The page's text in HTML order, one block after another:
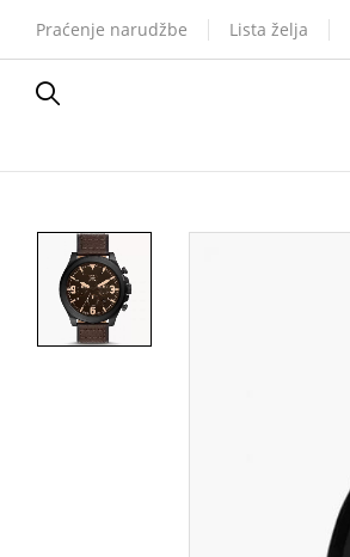
Praćenje narudžbe Lista želja